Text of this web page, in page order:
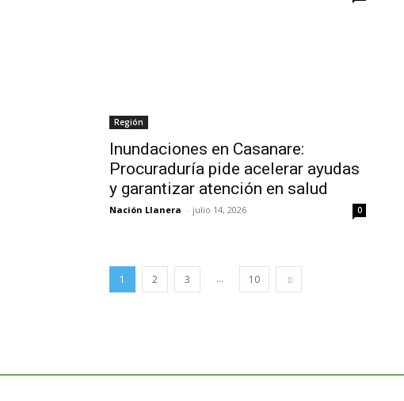
Región
Inundaciones en Casanare:
Procuraduría pide acelerar ayudas
y garantizar atención en salud
Nación Llanera - julio 14, 2026 0
1 2 3 ... 10